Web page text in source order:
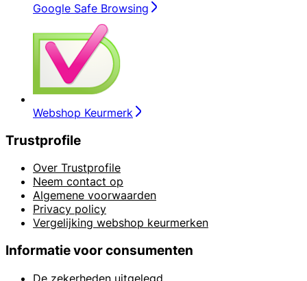
Google Safe Browsing
Webshop Keurmerk
Trustprofile
Over Trustprofile
Neem contact op
Algemene voorwaarden
Privacy policy
Vergelijking webshop keurmerken
Informatie voor consumenten
De zekerheden uitgelegd